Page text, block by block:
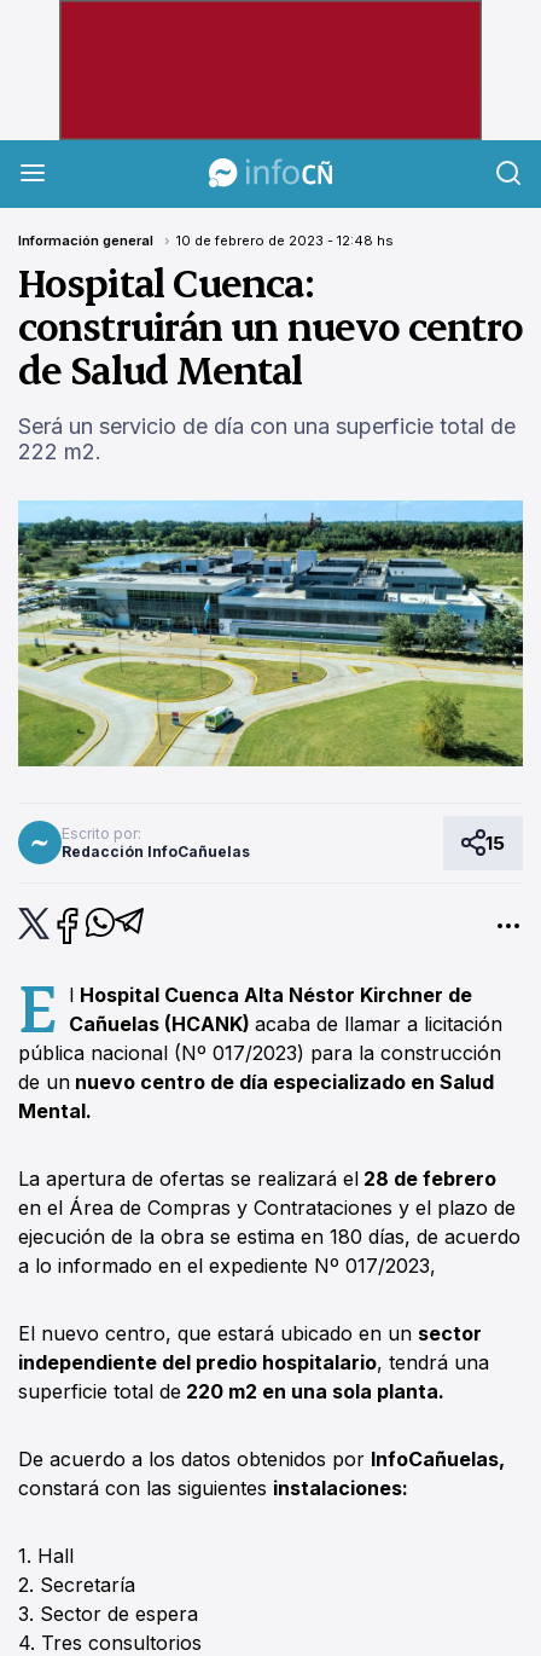
Información general 10 de febrero de 2023 - 12:48 hs
Hospital Cuenca:
construirán un nuevo centro
de Salud Mental
Será un servicio de día con una superficie total de
222 m2.
Escrito por:
Redacción InfoCañuelas
15
E l Hospital Cuenca Alta Néstor Kirchner de
Cañuelas (HCANK)acaba de llamar a licitación
pública nacional (Nº 017/2023) para la construcción
de un nuevo centro de día especializado en Salud
Mental.
La apertura de ofertas se realizará el 28 de febrero
en el Área de Compras y Contrataciones y el plazo de
ejecución de la obra se estima en 180 días, de acuerdo
a lo informado en el expediente Nº 017/2023,
El nuevo centro, que estará ubicado en un sector
independiente del predio hospitalario, tendrá una
superficie total de 220 m2 en una sola planta.
De acuerdo a los datos obtenidos por InfoCañuelas,
constará con las siguientes instalaciones:
1. Hall
2. Secretaría
3. Sector de espera
4. Tres consultorios